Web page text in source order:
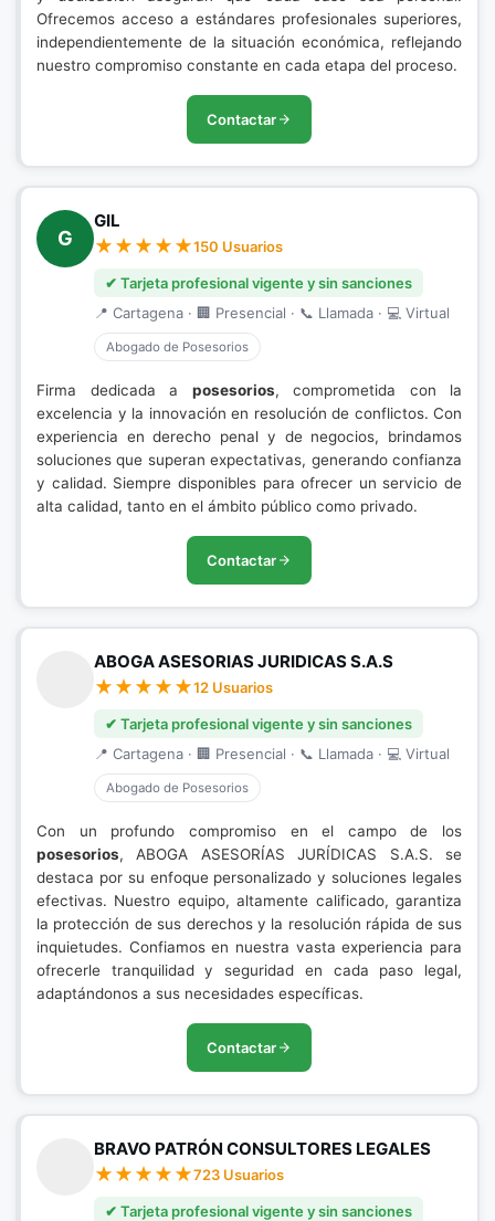
Ofrecemos acceso a estándares profesionales superiores,
independientemente de la situación económica, reflejando
nuestro compromiso constante en cada etapa del proceso.
Contactar
G
GIL
150 Usuarios
✔ Tarjeta profesional vigente y sin sanciones
📍 Cartagena · 🏢 Presencial · 📞 Llamada · 💻 Virtual
Abogado de Posesorios
Firma dedicada a posesorios, comprometida con la
excelencia y la innovación en resolución de conflictos. Con
experiencia en derecho penal y de negocios, brindamos
soluciones que superan expectativas, generando confianza
y calidad. Siempre disponibles para ofrecer un servicio de
alta calidad, tanto en el ámbito público como privado.
Contactar
ABOGA ASESORIAS JURIDICAS S.A.S
12 Usuarios
✔ Tarjeta profesional vigente y sin sanciones
📍 Cartagena · 🏢 Presencial · 📞 Llamada · 💻 Virtual
Abogado de Posesorios
Con un profundo compromiso en el campo de los
posesorios, ABOGA ASESORÍAS JURÍDICAS S.A.S. se
destaca por su enfoque personalizado y soluciones legales
efectivas. Nuestro equipo, altamente calificado, garantiza
la protección de sus derechos y la resolución rápida de sus
inquietudes. Confiamos en nuestra vasta experiencia para
ofrecerle tranquilidad y seguridad en cada paso legal,
adaptándonos a sus necesidades específicas.
Contactar
BRAVO PATRÓN CONSULTORES LEGALES
723 Usuarios
✔ Tarjeta profesional vigente y sin sanciones